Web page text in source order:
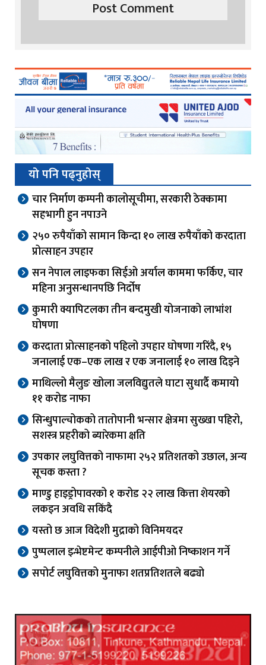
यो पनि पढ्नुहोस्
चार निर्माण कम्पनी कालोसूचीमा, सरकारी ठेक्कामा
सहभागी हुन नपाउने
२५० रुपैयाँको सामान किन्दा १० लाख रुपैयाँको करदाता
प्रोत्साहन उपहार
सन नेपाल लाइफका सिईओ अर्याल काममा फर्किए, चार
महिना अनुसन्धानपछि निर्दोष
कुमारी क्यापिटलका तीन बन्दमुखी योजनाको लाभांश
घोषणा
करदाता प्रोत्साहनको पहिलो उपहार घोषणा गरिंदै, १५
जनालाई एक–एक लाख र एक जनालाई १० लाख दिइने
माथिल्लो मैलुङ खोला जलविद्युतले घाटा सुधार्दै कमायो
११ करोड नाफा
सिन्धुपाल्चोकको तातोपानी भन्सार क्षेत्रमा सुख्खा पहिरो,
सशस्त्र प्रहरीको ब्यारेकमा क्षति
उपकार लघुवित्तको नाफामा २५२ प्रतिशतको उछाल, अन्य
सूचक कस्ता ?
माण्डु हाइड्रोपावरको १ करोड २२ लाख कित्ता शेयरको
लकइन अवधि सकिंदै
यस्तो छ आज विदेशी मुद्राको विनिमयदर
पुष्पलाल इन्भेष्टमेन्ट कम्पनीले आईपीओ निष्काशन गर्ने
सपोर्ट लघुवित्तको मुनाफा शतप्रतिशतले बढ्यो